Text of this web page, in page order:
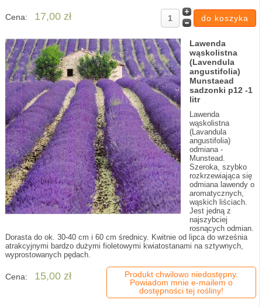
Cena: 17,00 zł
Lawenda
wąskolistna
(Lavendula
angustifolia)
Munstaead
sadzonki p12 -1
litr
Lawenda
wąskolistna
(Lavandula
angustifolia)
odmiana -
Munstead.
Szeroka, szybko
rozkrzewiająca się
odmiana lawendy o
aromatycznych,
wąskich liściach.
Jest jedną z
najszybciej
rosnących odmian.
Dorasta do ok. 30-40 cm i 60 cm średnicy. Kwitnie od lipca do września
atrakcyjnymi bardzo dużymi fioletowymi kwiatostanami na sztywnych,
wyprostowanych pędach.
Cena: 15,00 zł
Produkt chwilowo niedostępny.
Powiadom mnie e-mailem o
dostępności tej rośliny!